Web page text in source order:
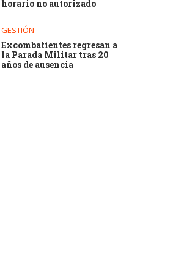
horario no autorizado
GESTIÓN
Excombatientes regresan a
la Parada Militar tras 20
años de ausencia